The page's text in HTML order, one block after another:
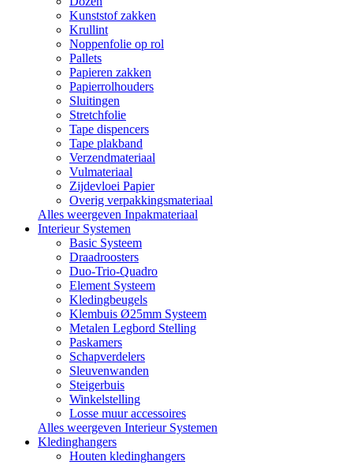
Kunststof zakken
Krullint
Noppenfolie op rol
Pallets
Papieren zakken
Papierrolhouders
Sluitingen
Stretchfolie
Tape dispencers
Tape plakband
Verzendmateriaal
Vulmateriaal
Zijdevloei Papier
Overig verpakkingsmateriaal
Alles weergeven Inpakmateriaal
Interieur Systemen
Basic Systeem
Draadroosters
Duo-Trio-Quadro
Element Systeem
Kledingbeugels
Klembuis Ø25mm Systeem
Metalen Legbord Stelling
Paskamers
Schapverdelers
Sleuvenwanden
Steigerbuis
Winkelstelling
Losse muur accessoires
Alles weergeven Interieur Systemen
Kledinghangers
Houten kledinghangers